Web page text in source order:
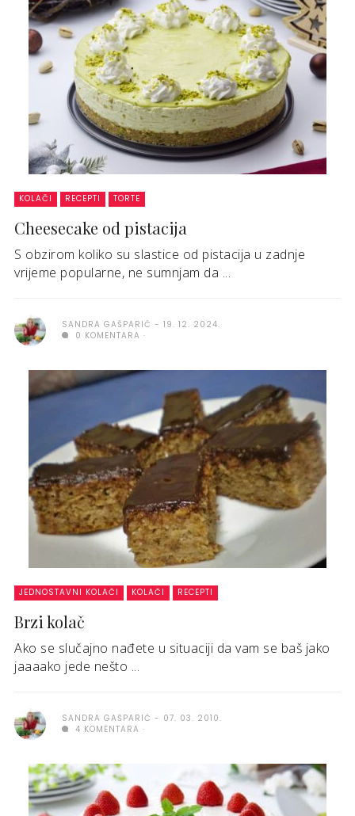
KOLAČI RECEPTI TORTE
Cheesecake od pistacija
S obzirom koliko su slastice od pistacija u zadnje
vrijeme popularne, ne sumnjam da ...
SANDRA GAŠPARIĆ
19. 12. 2024.
0 KOMENTARA
JEDNOSTAVNI KOLAČI KOLAČI RECEPTI
Brzi kolač
Ako se slučajno nađete u situaciji da vam se baš jako
jaaaako jede nešto ...
SANDRA GAŠPARIĆ
07. 03. 2010.
4 KOMENTARA